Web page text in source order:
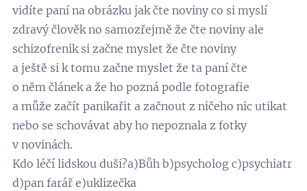
vidíte paní na obrázku jak čte noviny co si myslí
zdravý člověk no samozřejmě že čte noviny ale
schizofrenik si začne myslet že čte noviny
a ještě si k tomu začne myslet že ta paní čte
o něm článek a že ho pozná podle fotografie
a může začít panikařit a začnout z ničeho nic utikat
nebo se schovávat aby ho nepoznala z fotky
v novinách.
Kdo léčí lidskou duši?a)Bůh b)psycholog c)psychiatr
d)pan farář e)uklizečka